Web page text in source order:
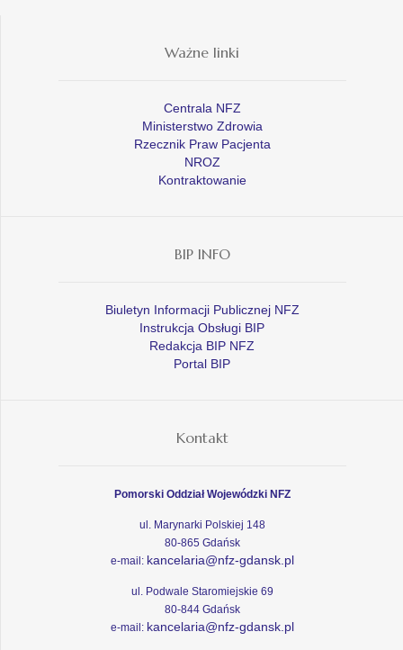
Ważne linki
Centrala NFZ
Ministerstwo Zdrowia
Rzecznik Praw Pacjenta
NROZ
Kontraktowanie
BIP INFO
Biuletyn Informacji Publicznej NFZ
Instrukcja Obsługi BIP
Redakcja BIP NFZ
Portal BIP
Kontakt
Pomorski Oddział Wojewódzki NFZ
ul. Marynarki Polskiej 148
80-865 Gdańsk
e-mail: kancelaria@nfz-gdansk.pl
ul. Podwale Staromiejskie 69
80-844 Gdańsk
e-mail: kancelaria@nfz-gdansk.pl